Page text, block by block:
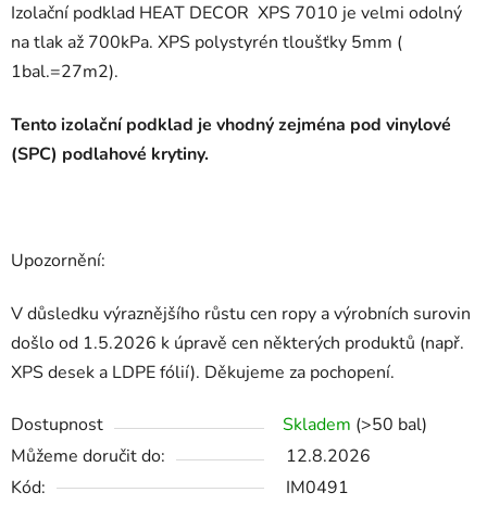
Izolační podklad HEAT DECOR XPS 7010 je velmi odolný
na tlak až 700kPa. XPS polystyrén tloušťky 5mm (
1bal.=27m2).
Tento izolační podklad je vhodný zejména pod vinylové
(SPC) podlahové krytiny.
Upozornění:
V důsledku výraznějšího růstu cen ropy a výrobních surovin
došlo od 1.5.2026 k úpravě cen některých produktů (např.
XPS desek a LDPE fólií). Děkujeme za pochopení.
Dostupnost Skladem (>50 bal)
Můžeme doručit do:
12.8.2026
Kód:
IM0491